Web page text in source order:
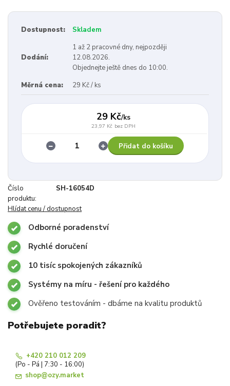
Dostupnost: Skladem
Dodání:
1 až 2 pracovné dny, nejpozději
12.08.2026.
Objednejte ještě dnes do 10:00.
Měrná cena:
29 Kč / ks
29 Kč/ks
23,97 Kč bez DPH
Přidat do košíku
Číslo
produktu:
SH-16054D
Hlídat cenu / dostupnost
Odborné poradenství
Rychlé doručení
10 tisíc spokojených zákazníků
Systémy na míru - řešení pro každého
Ověřeno testováním - dbáme na kvalitu produktů
Potřebujete poradit?
+420 210 012 209
(Po - Pá | 7:30 - 16:00)
shop@ozy.market